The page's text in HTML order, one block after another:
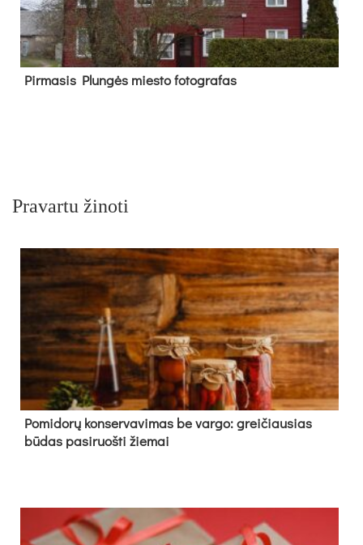
Pir­ma­sis Plun­gės mies­to fo­tog­ra­fas
Pravartu žinoti
Pomidorų konservavimas be vargo: greičiausias
būdas pasiruošti žiemai